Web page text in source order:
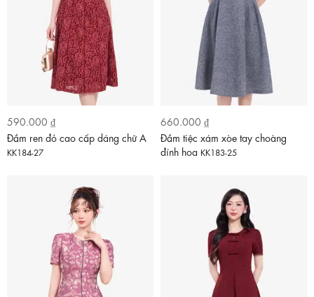
590.000 ₫
Đầm ren đỏ cao cấp dáng chữ A
KK184-27
660.000 ₫
Đầm tiệc xám xòe tay choàng
đính hoa KK183-25